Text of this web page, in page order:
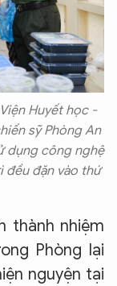
Huyết học -
sỹ Phòng An
dụng công nghệ
đều đặn vào thứ
thành nhiệm
Phòng lại
nguyện tại